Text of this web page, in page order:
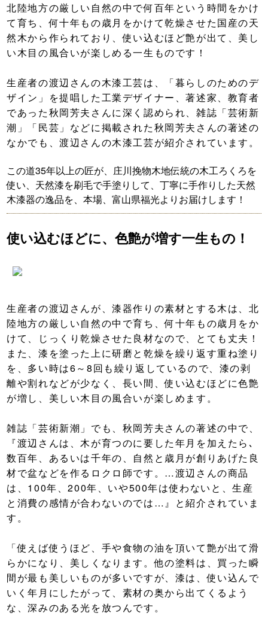
北陸地方の厳しい自然の中で何百年という時間をかけ
て育ち、何十年もの歳月をかけて乾燥させた国産の天
然木から作られており、使い込むほど艶が出て、美し
い木目の風合いが楽しめる一生ものです！
生産者の渡辺さんの木漆工芸は、「暮らしのためのデ
ザイン」を提唱した工業デザイナー、著述家、教育者
であった秋岡芳夫さんに深く認められ、雑誌「芸術新
潮」「民芸」などに掲載された秋岡芳夫さんの著述の
なかでも、渡辺さんの木漆工芸が紹介されています。
この道35年以上の匠が、庄川挽物木地伝統の木工ろくろを
使い、天然漆を刷毛で手塗りして、丁寧に手作りした天然
木漆器の逸品を、本場、富山県福光よりお届けします！
使い込むほどに、色艶が増す一生もの！
生産者の渡辺さんが、漆器作りの素材とする木は、北
陸地方の厳しい自然の中で育ち、何十年もの歳月をか
けて、じっくり乾燥させた良材なので、とても丈夫！
また、漆を塗った上に研磨と乾燥を繰り返す重ね塗り
を、多い時は6～8回も繰り返しているので、漆の剥
離や割れなどが少なく、長い間、使い込むほどに色艶
が増し、美しい木目の風合いが楽しめます。
雑誌「芸術新潮」でも、秋岡芳夫さんの著述の中で、
『渡辺さんは、木が育つのに要した年月を加えたら､
数百年、あるいは千年の、自然と歳月が創りあげた良
材で盆などを作るロクロ師です。…渡辺さんの商品
は、100年、200年、いや500年は使わないと、生産
と消費の感情が合わないのでは…』と紹介されていま
す。
「使えば使うほど、手や食物の油を頂いて艶が出て滑
らかになり、美しくなります。他の塗料は、買った瞬
間が最も美しいものが多いですが、漆は、使い込んで
いく年月にしたがって、素材の奥から出てくるよう
な、深みのある光を放つんです。